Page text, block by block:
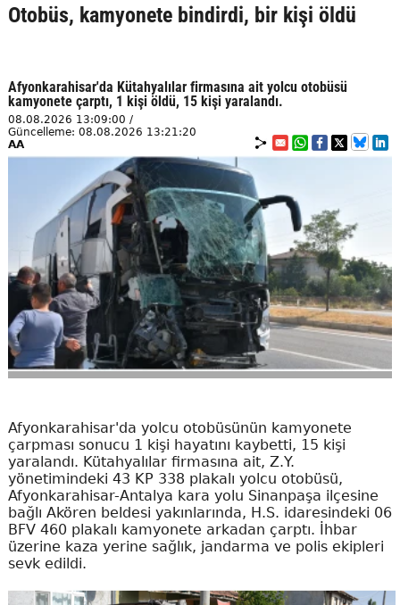
Otobüs, kamyonete bindirdi, bir kişi öldü
Afyonkarahisar'da Kütahyalılar firmasına ait yolcu otobüsü
kamyonete çarptı, 1 kişi öldü, 15 kişi yaralandı.
08.08.2026 13:09:00 /
Güncelleme: 08.08.2026 13:21:20
AA
Afyonkarahisar'da yolcu otobüsünün kamyonete
çarpması sonucu 1 kişi hayatını kaybetti, 15 kişi
yaralandı. Kütahyalılar firmasına ait, Z.Y.
yönetimindeki 43 KP 338 plakalı yolcu otobüsü,
Afyonkarahisar-Antalya kara yolu Sinanpaşa ilçesine
bağlı Akören beldesi yakınlarında, H.S. idaresindeki 06
BFV 460 plakalı kamyonete arkadan çarptı. İhbar
üzerine kaza yerine sağlık, jandarma ve polis ekipleri
sevk edildi.